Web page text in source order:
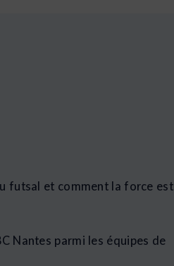
futsal et comment la force est
Nantes parmi les équipes de